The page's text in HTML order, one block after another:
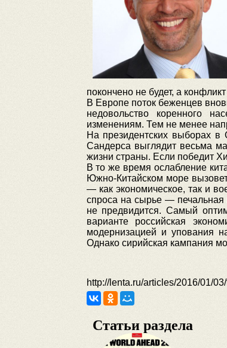
покончено не будет, а
В Европе поток беженцев
недовольство коренного
изменениям. Тем не менее
На президентских выборах
Сандерса выглядит весьма
жизни страны. Если победит
В то же время ослабление
Южно-Китайском море
— как экономическое, так и
спроса на сырье —
не предвидится. Самый
варианте российская
модернизацией и упования
Однако сирийская кампания
http://lenta.ru/articles/2016/01/
Статьи раздела